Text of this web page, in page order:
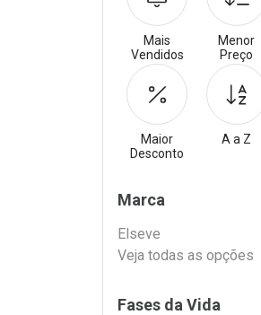
Mais
Vendidos
Menor
Preço
Maior
Desconto
A a Z
Filtros
Marca
Elseve
Veja todas as opções
Fases da Vida